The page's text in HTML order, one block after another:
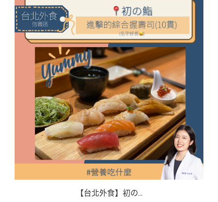
【台北外食】初の...